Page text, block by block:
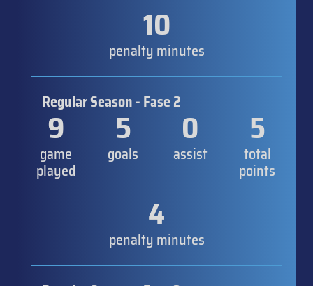
10
penalty minutes
Regular Season - Fase 2
9
game
played
5
goals
0
assist
5
total
points
4
penalty minutes